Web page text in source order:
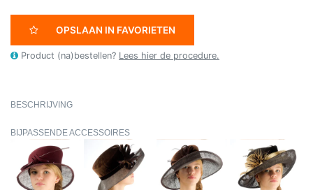
OPSLAAN IN FAVORIETEN
Product (na)bestellen? Lees hier de procedure.
BESCHRIJVING
BIJPASSENDE ACCESSOIRES